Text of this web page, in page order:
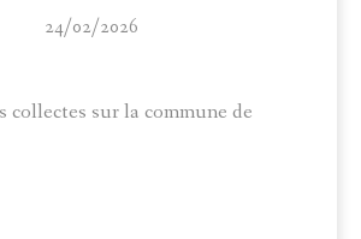
24/02/2026
collectes sur la commune de